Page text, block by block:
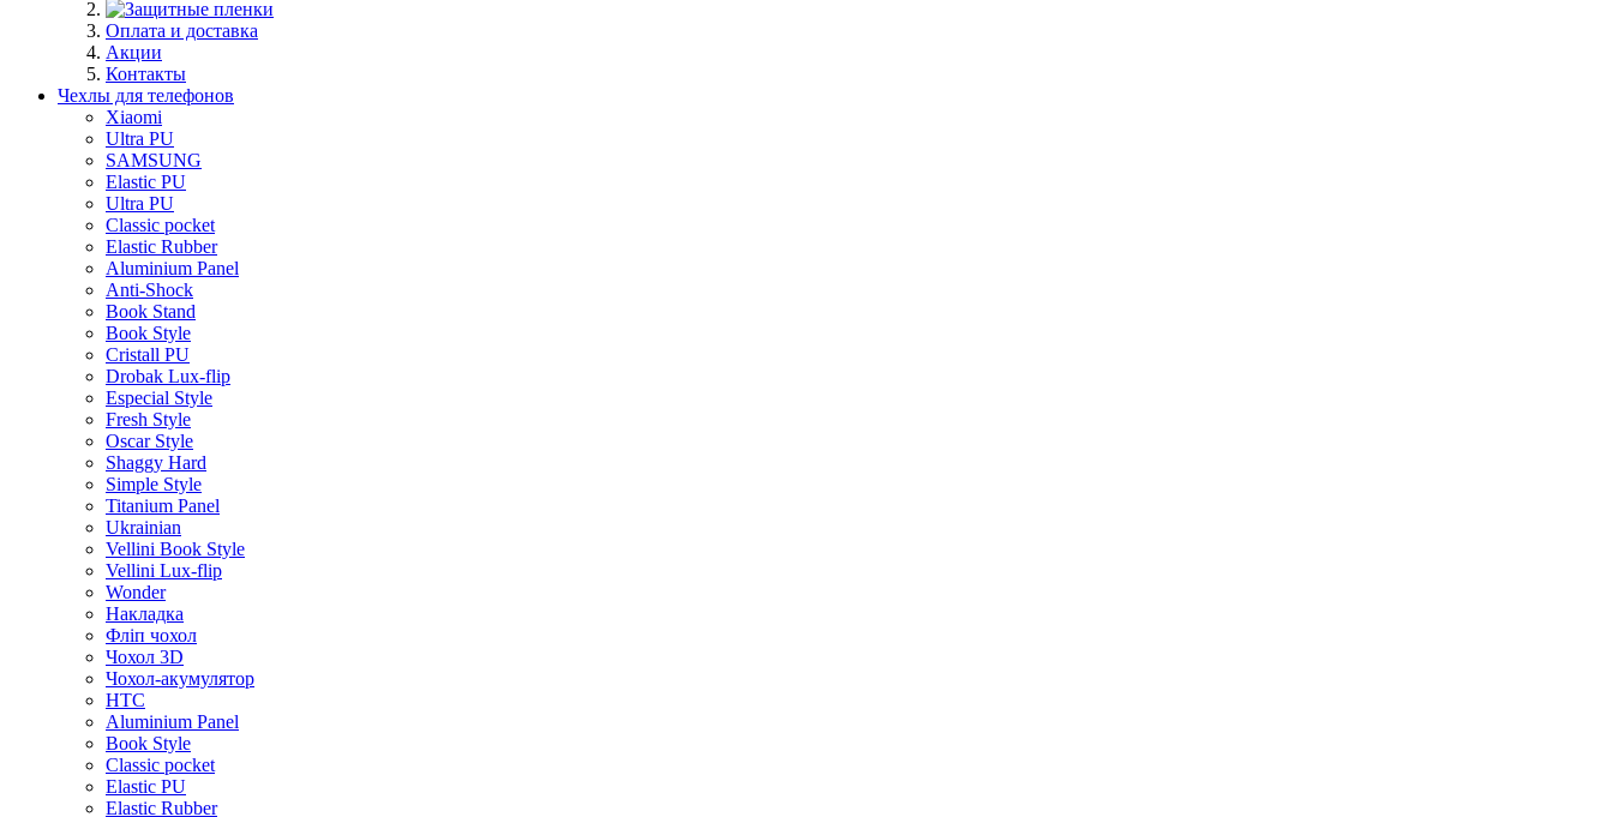
Оплата и доставка
Акции
Контакты
Чехлы для телефонов
Xiaomi
Ultra PU
SAMSUNG
Elastic PU
Ultra PU
Classic pocket
Elastic Rubber
Aluminium Panel
Anti-Shock
Book Stand
Book Style
Cristall PU
Drobak Lux-flip
Especial Style
Fresh Style
Oscar Style
Shaggy Hard
Simple Style
Titanium Panel
Ukrainian
Vellini Book Style
Vellini Lux-flip
Wonder
Накладка
Фліп чохол
Чохол 3D
Чохол-акумулятор
HTC
Aluminium Panel
Book Style
Classic pocket
Elastic PU
Elastic Rubber